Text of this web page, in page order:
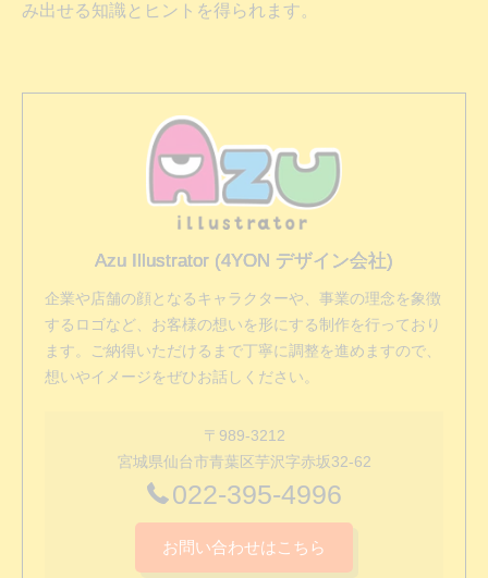
み出せる知識とヒントを得られます。
Azu Illustrator (4YON デザイン会社)
企業や店舗の顔となるキャラクターや、事業の理念を象徴
するロゴなど、お客様の想いを形にする制作を行っており
ます。ご納得いただけるまで丁寧に調整を進めますので、
想いやイメージをぜひお話しください。
〒989-3212
宮城県仙台市青葉区芋沢字赤坂32-62
022-395-4996
お問い合わせはこちら